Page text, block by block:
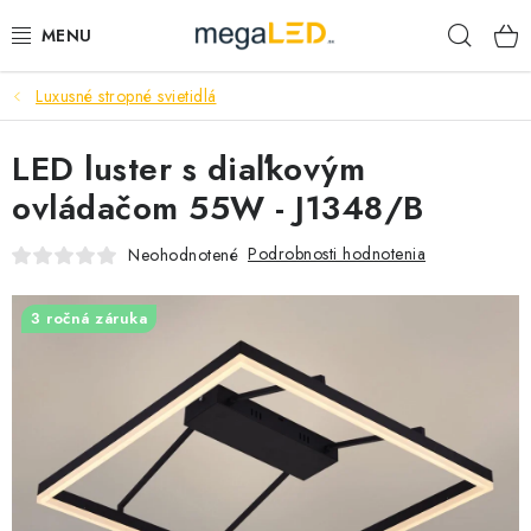
na
PRIEMYSEL
SVIETIDLÁ
ŽIAROVKY A TRUBICE
VENTILÁTORY
SAMSUNG SVIETIDLÁ
Luxusné stropné svietidlá
LED luster s diaľkovým
ovládačom 55W - J1348/B
Neohodnotené Podrobnosti hodnotenia
3 ročná záruka